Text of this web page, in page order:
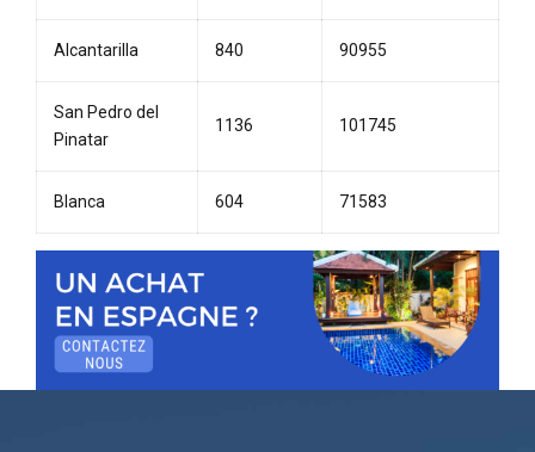
Alcantarilla 840 90955
San Pedro del
Pinatar
1136 101745
Blanca 604 71583